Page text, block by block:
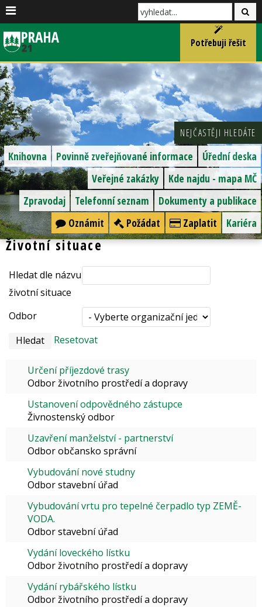
Potřebuji řešit
NEJČASTĚJI HLEDÁTE
Úřední deska
Povinně zveřejňované informace
Knihovna
Kde najdu - mapa MČ
Veřejné zakázky
Dokumenty a publikace
Telefonní seznam
Zpravodaj
Kariéra
Zaplatit
Požádat
Oznámit
Životní situace
Hledat dle názvu
životní situace
Odbor
Resetovat
Určení příjezdové trasy
Odbor životního prostředí a dopravy
Ustanovení odpovědného zástupce
Živnostenský odbor
Uzavření manželství - partnerství
Odbor občansko správní
Vybudování nové studny
Odbor stavební úřad
Vybudování vrtu pro tepelné čerpadlo typ ZEMĚ-
VODA.
Odbor stavební úřad
Vydání loveckého lístku
Odbor životního prostředí a dopravy
Vydání rybářského lístku
Odbor životního prostředí a dopravy